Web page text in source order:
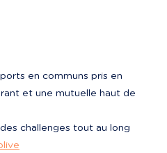
en communs pris en
et une mutuelle haut de
challenges tout au long